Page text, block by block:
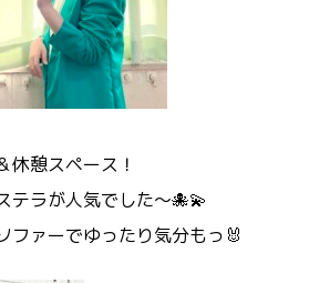
休憩スペース！
テラが人気でした～🐙💫
ファーでゆったり気分もっ🐰